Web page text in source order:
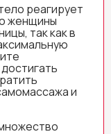
реагирует
женщины
так как в
и